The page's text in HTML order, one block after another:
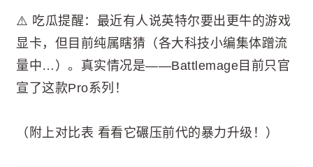
⚠️ 吃瓜提醒：最近有人说英特尔要出更牛的游戏
显卡，但目前纯属瞎猜（各大科技小编集体蹭流
量中…）。真实情况是——Battlemage目前只官
宣了这款Pro系列！
（附上对比表 看看它碾压前代的暴力升级！）